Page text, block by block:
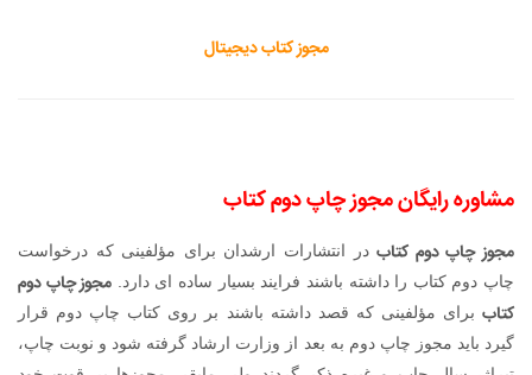
مجوز کتاب دیجیتال
مشاوره رایگان مجوز چاپ دوم کتاب
مجوز چاپ دوم کتابدر انتشارات ارشدان برای مؤلفینی که درخواست
چاپ دوم کتاب را داشته باشند فرایند بسیار ساده ای دارد. مجوز چاپ دوم
کتاب برای مؤلفینی که قصد داشته باشند بر روی کتاب چاپ دوم قرار
گیرد باید مجوز چاپ دوم به بعد از وزارت ارشاد گرفته شود و نوبت چاپ،